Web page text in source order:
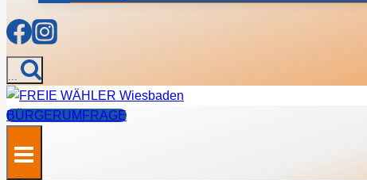
...
BÜRGERUMFRAGE